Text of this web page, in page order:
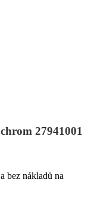
27941001
bez nákladů na